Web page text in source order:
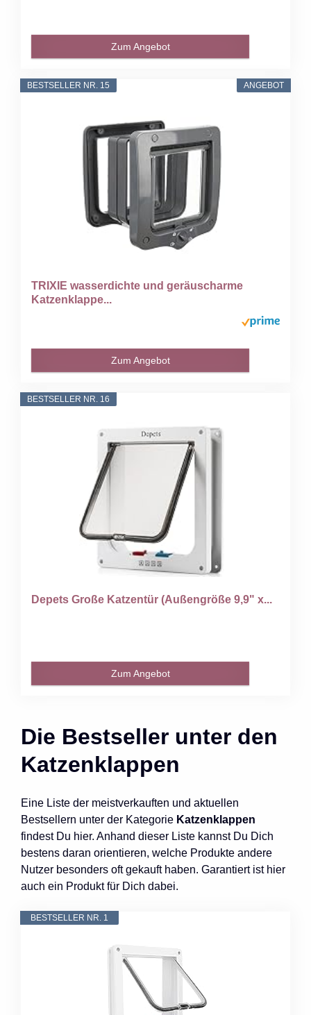
Zum Angebot
ANGEBOT
BESTSELLER NR. 15
TRIXIE wasserdichte und geräuscharme
Katzenklappe...
Zum Angebot
BESTSELLER NR. 16
Depets Große Katzentür (Außengröße 9,9" x...
Zum Angebot
Die Bestseller unter den
Katzenklappen
Eine Liste der meistverkauften und aktuellen
Bestsellern unter der Kategorie Katzenklappen
findest Du hier. Anhand dieser Liste kannst Du Dich
bestens daran orientieren, welche Produkte andere
Nutzer besonders oft gekauft haben. Garantiert ist hier
auch ein Produkt für Dich dabei.
BESTSELLER NR. 1